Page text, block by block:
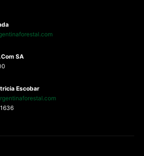
SA
Escobar